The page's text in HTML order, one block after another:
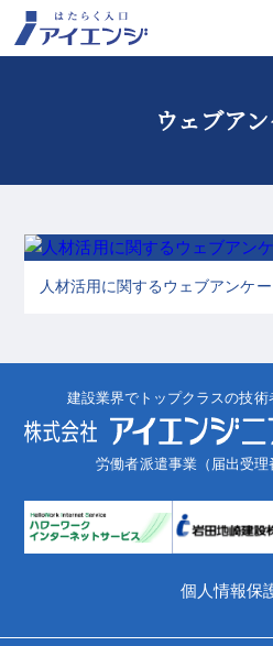
ウェブア
人材活用に関するウェブアンケ
建設業界でトップクラスの技
労働者派遣事業（届出受理
個人情報保